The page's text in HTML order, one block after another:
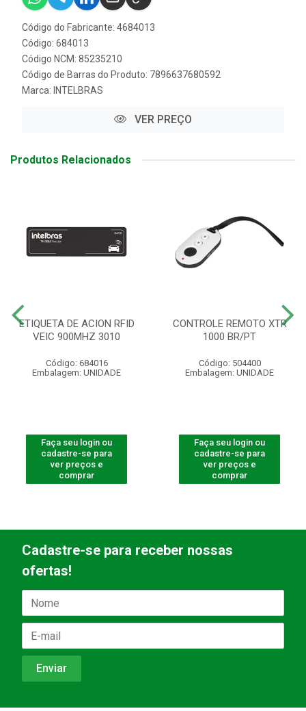
Código do Fabricante: 4684013
Código: 684013
Código NCM: 85235210
Código de Barras do Produto: 7896637680592
Marca: INTELBRAS
VER PREÇO
Produtos Relacionados
ETIQUETA DE ACION RFID
VEIC 900MHZ 3010
Código: 684016
Embalagem: UNIDADE
Faça seu login ou
cadastre-se para
ver preços e
comprar
CONTROLE REMOTO XTR
1000 BR/PT
Código: 504400
Embalagem: UNIDADE
Faça seu login ou
cadastre-se para
ver preços e
comprar
Cadastre-se para receber nossas
ofertas!